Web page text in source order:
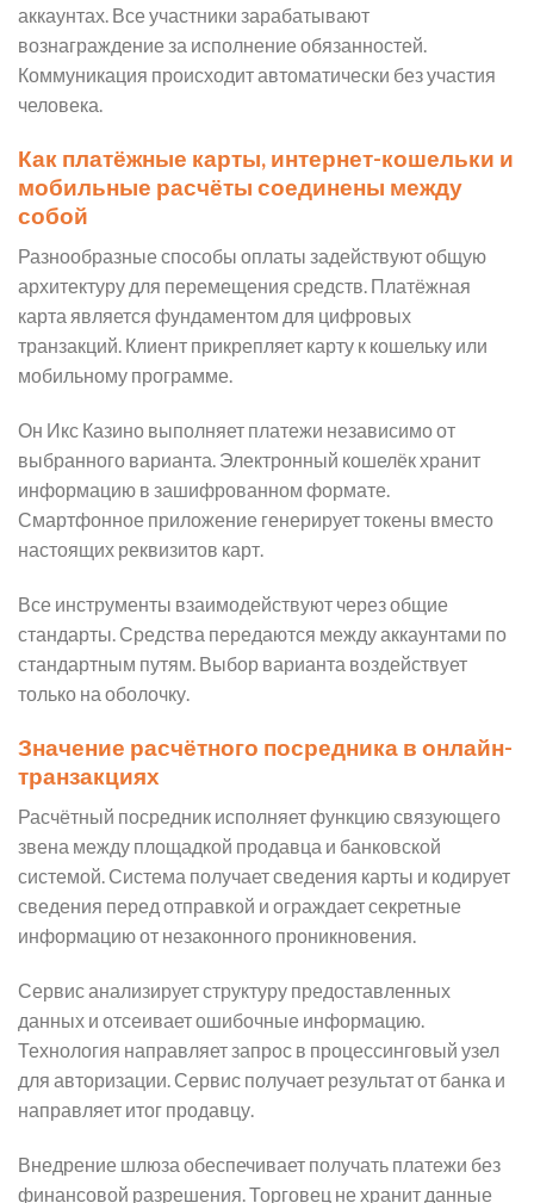
аккаунтах. Все участники зарабатывают
вознаграждение за исполнение обязанностей.
Коммуникация происходит автоматически без участия
человека.
Как платёжные карты, интернет-кошельки и
мобильные расчёты соединены между
собой
Разнообразные способы оплаты задействуют общую
архитектуру для перемещения средств. Платёжная
карта является фундаментом для цифровых
транзакций. Клиент прикрепляет карту к кошельку или
мобильному программе.
Он Икс Казино выполняет платежи независимо от
выбранного варианта. Электронный кошелёк хранит
информацию в зашифрованном формате.
Смартфонное приложение генерирует токены вместо
настоящих реквизитов карт.
Все инструменты взаимодействуют через общие
стандарты. Средства передаются между аккаунтами по
стандартным путям. Выбор варианта воздействует
только на оболочку.
Значение расчётного посредника в онлайн-
транзакциях
Расчётный посредник исполняет функцию связующего
звена между площадкой продавца и банковской
системой. Система получает сведения карты и кодирует
сведения перед отправкой и ограждает секретные
информацию от незаконного проникновения.
Сервис анализирует структуру предоставленных
данных и отсеивает ошибочные информацию.
Технология направляет запрос в процессинговый узел
для авторизации. Сервис получает результат от банка и
направляет итог продавцу.
Внедрение шлюза обеспечивает получать платежи без
финансовой разрешения. Торговец не хранит данные